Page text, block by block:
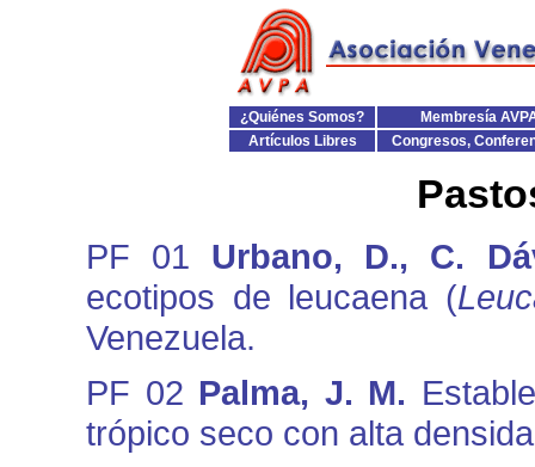
¿Quiénes Somos?
Membresía
Artículos Libres
Congresos,
PF 01 Urbano, D., C.
ecotipos de leucaena (
Venezuela.
PF 02 Palma, J. M.
trópico seco con alta